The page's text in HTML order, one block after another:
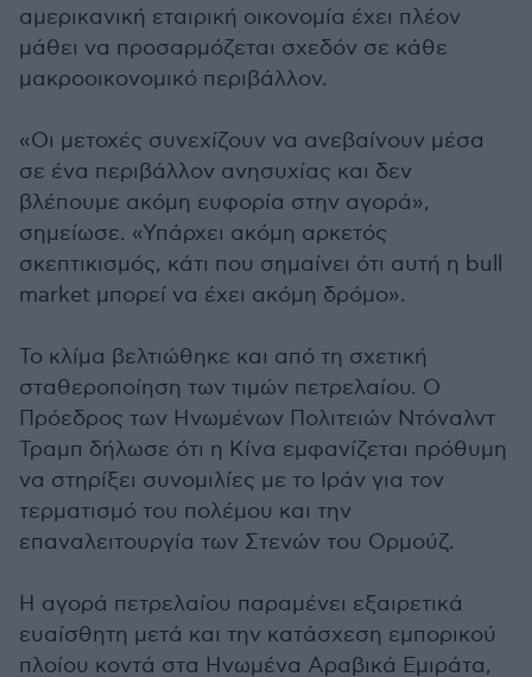
αμερικανική εταιρική οικονομία έχει πλέον
μάθει να προσαρμόζεται σχεδόν σε κάθε
μακροοικονομικό περιβάλλον.
«Οι μετοχές συνεχίζουν να ανεβαίνουν μέσα
σε ένα περιβάλλον ανησυχίας και δεν
βλέπουμε ακόμη ευφορία στην αγορά»,
σημείωσε. «Υπάρχει ακόμη αρκετός
σκεπτικισμός, κάτι που σημαίνει ότι αυτή η bull
market μπορεί να έχει ακόμη δρόμο».
Το κλίμα βελτιώθηκε και από τη σχετική
σταθεροποίηση των τιμών πετρελαίου. Ο
Πρόεδρος των Ηνωμένων Πολιτειών Ντόναλντ
Τραμπ δήλωσε ότι η Κίνα εμφανίζεται πρόθυμη
να στηρίξει συνομιλίες με το Ιράν για τον
τερματισμό του πολέμου και την
επαναλειτουργία των Στενών του Ορμούζ.
Η αγορά πετρελαίου παραμένει εξαιρετικά
ευαίσθητη μετά και την κατάσχεση εμπορικού
πλοίου κοντά στα Ηνωμένα Αραβικά Εμιράτα,